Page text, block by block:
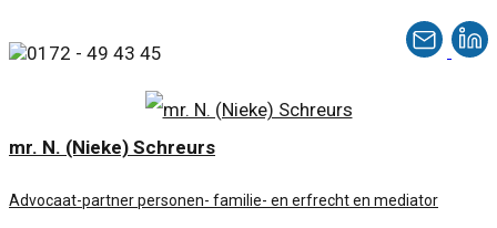
0172 - 49 43 45
mr. N. (Nieke) Schreurs
Advocaat-partner personen- familie- en erfrecht en mediator